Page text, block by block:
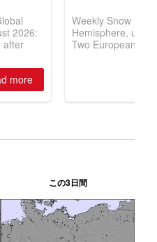
この3日間